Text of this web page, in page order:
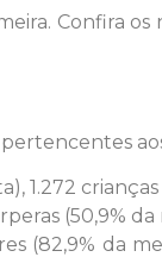
Confira os
pertencentes
1.272
(50,9% da
(82,9% da